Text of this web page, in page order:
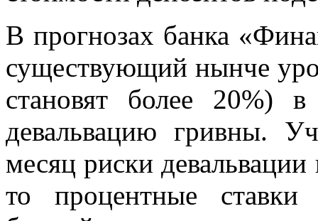
В прогнозах банка
существующий нынче
становят более 20%)
девальвацию гривны.
месяц риски
то процентные